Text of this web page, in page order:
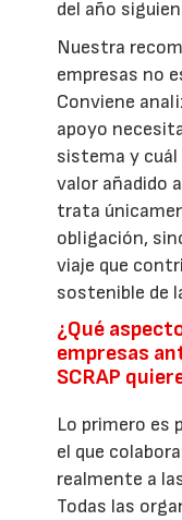
del año
Nuestra
empresas no
Conviene
apoyo
sistema y
valor añadido
trata
obligación,
viaje que
sostenible de
¿Qué
empresas
SCRAP
Lo primero es
el que
realmente a
Todas las